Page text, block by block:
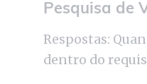
Pesquisa de
Respostas:
dentro do